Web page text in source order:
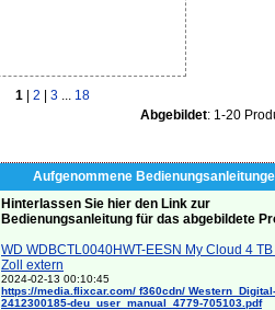
1 2 3... 18
Abgebildet: 1-20
Aufgenommene
Hinterlassen Sie hier den Link zur
Bedienungsanleitung für das abgebildete
WD WDBCTL0040HWT-EESN My Cloud 4
Zoll extern
2024-02-13 00:10:45
https://media.flixcar.com/ f360cdn/ Western_Digital-
2412300185-deu_user_manual_4779-705103.pdf